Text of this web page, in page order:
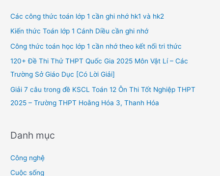
h
f
o
Các công thức toán lớp 1 cần ghi nhớ hk1 và hk2
Kiến thức Toán lớp 1 Cánh Diều cần ghi nhớ
Công thức toán học lớp 1 cần nhớ theo kết nối tri thức
120+ Đề Thi Thử THPT Quốc Gia 2025 Môn Vật Lí – Các
Trường Sở Giáo Dục [Có Lời Giải]
Giải 7 câu trong đề KSCL Toán 12 Ôn Thi Tốt Nghiệp THPT
2025 – Trường THPT Hoằng Hóa 3, Thanh Hóa
Danh mục
Công nghệ
Cuộc sống